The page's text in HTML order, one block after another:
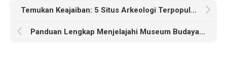
Temukan Keajaiban: 5 Situs Arkeologi Terpopuler di Indonesia
Panduan Lengkap Menjelajahi Museum Budaya di Indonesia